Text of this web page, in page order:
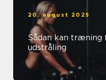
20. august 2025
Sådan kan træning
udstråling